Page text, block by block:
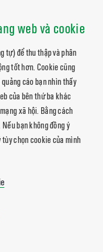
web và cookie
tự) để thu thập và phân
tốt hơn. Cookie cũng
cáo bạn nhìn thấy
của bên thứ ba khác
xã hội. Bằng cách
bạn không đồng ý
tùy chọn cookie của mình